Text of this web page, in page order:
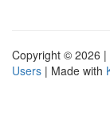
Copyright © 2026 |
Users | Made with